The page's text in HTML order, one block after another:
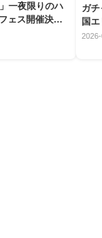
一夜限りのハ
ェス開催決
ガ
国